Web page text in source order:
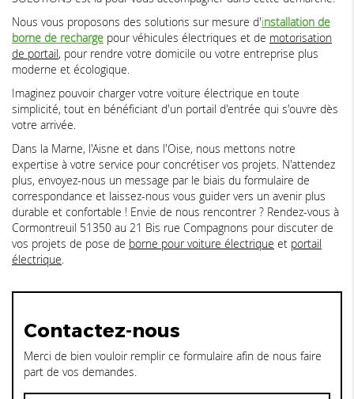
Nous vous proposons des solutions sur mesure d'installation de
borne de recharge pour véhicules électriques et de motorisation
de portail, pour rendre votre domicile ou votre entreprise plus
moderne et écologique.
Imaginez pouvoir charger votre voiture électrique en toute
simplicité, tout en bénéficiant d'un portail d'entrée qui s'ouvre dès
votre arrivée.
Dans la Marne, l'Aisne et dans l'Oise, nous mettons notre
expertise à votre service pour concrétiser vos projets. N'attendez
plus, envoyez-nous un message par le biais du formulaire de
correspondance et laissez-nous vous guider vers un avenir plus
durable et confortable ! Envie de nous rencontrer ? Rendez-vous à
Cormontreuil 51350 au 21 Bis rue Compagnons pour discuter de
vos projets de pose de borne pour voiture électrique et portail
électrique.
Contactez-nous
Merci de bien vouloir remplir ce formulaire afin de nous faire
part de vos demandes.